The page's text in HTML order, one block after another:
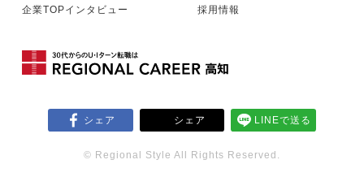
企業TOPインタビュー 採用情報
シェア シェア LINEで送る
© Regional Style All Rights Reserved.